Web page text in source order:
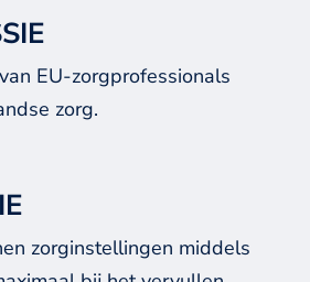
EU-zorgprofessionals
zorg.
zorginstellingen middels